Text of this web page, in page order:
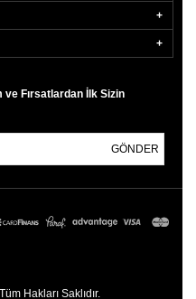
ve Fırsatlardan İlk Sizin
GÖNDER
Hakları Saklıdır.